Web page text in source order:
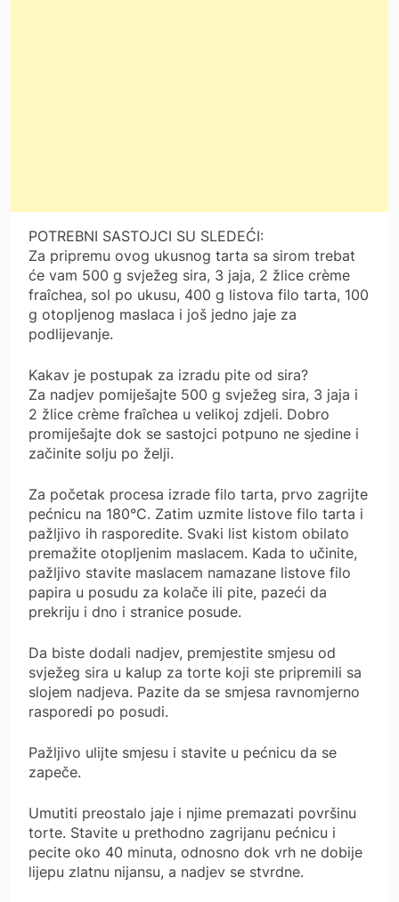
POTREBNI SASTOJCI SU SLEDEĆI:
Za pripremu ovog ukusnog tarta sa sirom trebat
će vam 500 g svježeg sira, 3 jaja, 2 žlice crème
fraîchea, sol po ukusu, 400 g listova filo tarta, 100
g otopljenog maslaca i još jedno jaje za
podlijevanje.
Kakav je postupak za izradu pite od sira?
Za nadjev pomiješajte 500 g svježeg sira, 3 jaja i
2 žlice crème fraîchea u velikoj zdjeli. Dobro
promiješajte dok se sastojci potpuno ne sjedine i
začinite solju po želji.
Za početak procesa izrade filo tarta, prvo zagrijte
pećnicu na 180°C. Zatim uzmite listove filo tarta i
pažljivo ih rasporedite. Svaki list kistom obilato
premažite otopljenim maslacem. Kada to učinite,
pažljivo stavite maslacem namazane listove filo
papira u posudu za kolače ili pite, pazeći da
prekriju i dno i stranice posude.
Da biste dodali nadjev, premjestite smjesu od
svježeg sira u kalup za torte koji ste pripremili sa
slojem nadjeva. Pazite da se smjesa ravnomjerno
rasporedi po posudi.
Pažljivo ulijte smjesu i stavite u pećnicu da se
zapeče.
Umutiti preostalo jaje i njime premazati površinu
torte. Stavite u prethodno zagrijanu pećnicu i
pecite oko 40 minuta, odnosno dok vrh ne dobije
lijepu zlatnu nijansu, a nadjev se stvrdne.